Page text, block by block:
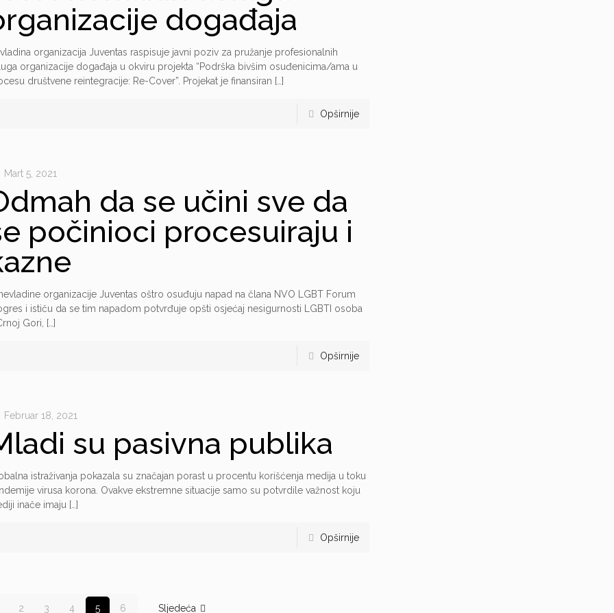
događaja
organizacija Juventas raspisuje javni poziv za pružanje profesionalnih
organizacije događaja u okviru projekta “Podrška bivšim osuđenicima/ama u
društvene reintegracije: Re-Cover”. Projekat je finansiran […]
Opširnije
Mart 5, 2021
da se učini sve da
počinioci procesuiraju i
organizacije Juventas oštro osuđuju napad na člana NVO LGBT Forum
i ističu da se tim napadom potvrđuje opšti osjećaj nesigurnosti LGBTI osoba
Gori,
[…]
Opširnije
Februar 18, 2021
su pasivna publika
istraživanja pokazala su značajan porast u procentu korišćenja medija u toku
virusa korona. Ovakve ekstremne situacije samo su potvrdile važnost koju
inače imaju […]
Opširnije
2 3 4 5 6 Sljedeća